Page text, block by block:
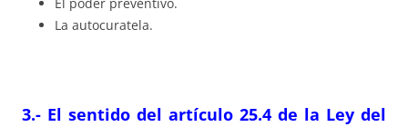
El poder preventivo.
La autocuratela.
3.- El sentido del artículo 25.4 de la Ley del